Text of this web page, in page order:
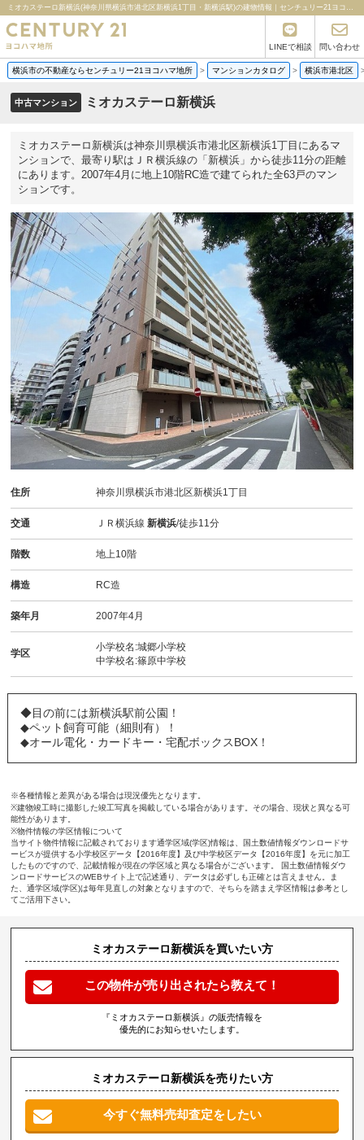
ミオカステーロ新横浜(神奈川県横浜市港北区新横浜1丁目・新横浜駅)の建物情報｜センチュリー21ヨコハマ地所
LINEで相談 問い合わせ
横浜市の不動産ならセンチュリー21ヨコハマ地所 > マンションカタログ > 横浜市港北区
中古マンション ミオカステーロ新横浜
ミオカステーロ新横浜は神奈川県横浜市港北区新横浜1丁目にあるマ
ンションで、最寄り駅はＪＲ横浜線の「新横浜」から徒歩11分の距離
にあります。2007年4月に地上10階RC造で建てられた全63戸のマン
ションです。
住所 神奈川県横浜市港北区新横浜1丁目
交通 ＪＲ横浜線新横浜/徒歩11分
階数 地上10階
構造 RC造
築年月 2007年4月
学区
小学校名:城郷小学校
中学校名:篠原中学校
◆目の前には新横浜駅前公園！
◆ペット飼育可能（細則有）！
◆オール電化・カードキー・宅配ボックスBOX！
※各種情報と差異がある場合は現況優先となります。
※建物竣工時に撮影した竣工写真を掲載している場合があります。その場合、現状と異なる可
能性があります。
※物件情報の学区情報について
当サイト物件情報に記載されております通学区域(学区)情報は、国土数値情報ダウンロードサ
ービスが提供する小学校区データ【2016年度】及び中学校区データ【2016年度】を元に加工
したものですので、記載情報が現在の学区域と異なる場合がございます。 国土数値情報ダウ
ンロードサービスのWEBサイト上で記述通り、データは必ずしも正確とは言えません。ま
た、通学区域(学区)は毎年見直しの対象となりますので、そちらを踏まえ学区情報は参考とし
てご活用下さい。
ミオカステーロ新横浜を買いたい方
この物件が売り出されたら教えて！
『ミオカステーロ新横浜』の販売情報を
優先的にお知らせいたします。
ミオカステーロ新横浜を売りたい方
今すぐ無料売却査定をしたい